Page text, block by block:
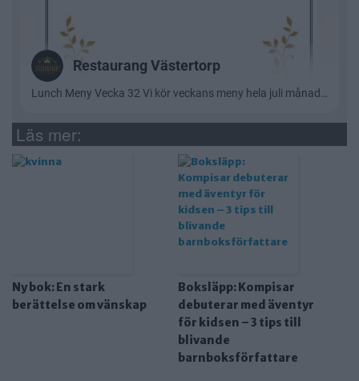
Läs mer:
Ny bok: En stark
berättelse om vänskap
Boksläpp: Kompisar
debuterar med äventyr
för kidsen – 3 tips till
blivande
barnboksförfattare